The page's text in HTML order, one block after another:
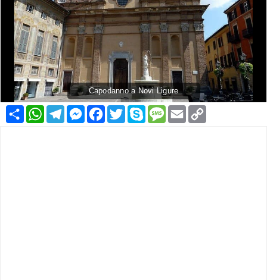
Capodanno a Novi Ligure
Condividi
WhatsApp
Telegram
Messenger
Facebook
TwitterSkypeMessage
Email